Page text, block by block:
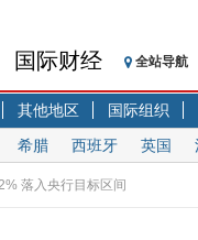
国际财经 全站导航
其他地区
国际组织
希腊 西班牙 英国
落入央行目标区间